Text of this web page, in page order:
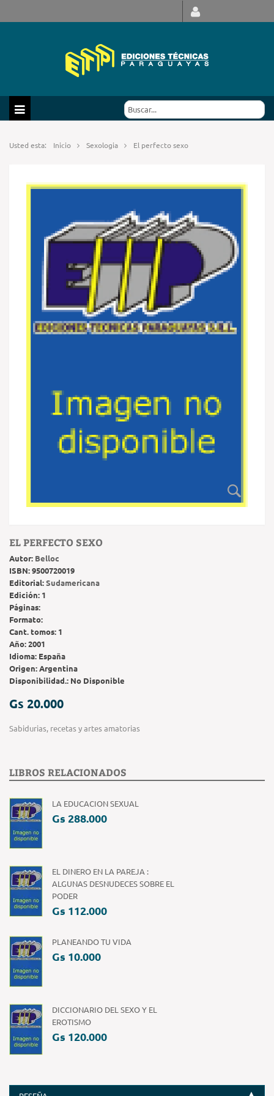
Usted esta: Inicio Sexologia El perfecto sexo
EL PERFECTO SEXO
Autor: Belloc
ISBN:9500720019
Editorial:Sudamericana
Edición: 1
Páginas:
Formato:
Cant. tomos: 1
Año:2001
Idioma: España
Origen:Argentina
Disponibilidad.: No Disponible
Gs 20.000
Sabidurias, recetas y artes amatorias
LIBROS RELACIONADOS
LA EDUCACION SEXUAL
Gs 288.000
EL DINERO EN LA PAREJA :
ALGUNAS DESNUDECES SOBRE EL
PODER
Gs 112.000
PLANEANDO TU VIDA
Gs 10.000
DICCIONARIO DEL SEXO Y EL
EROTISMO
Gs 120.000